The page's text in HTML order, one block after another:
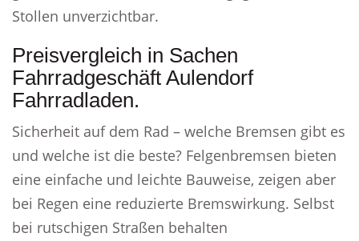
Stollen unverzichtbar.
Preisvergleich in Sachen
Fahrradgeschäft Aulendorf
Fahrradladen.
Sicherheit auf dem Rad – welche Bremsen gibt es
und welche ist die beste? Felgenbremsen bieten
eine einfache und leichte Bauweise, zeigen aber
bei Regen eine reduzierte Bremswirkung. Selbst
bei rutschigen Straßen behalten